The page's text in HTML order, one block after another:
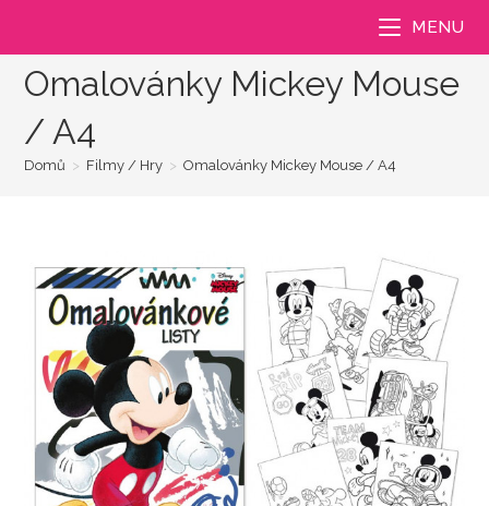
MENU
Omalovánky Mickey Mouse
/ A4
Domů > Filmy / Hry > Omalovánky Mickey Mouse / A4